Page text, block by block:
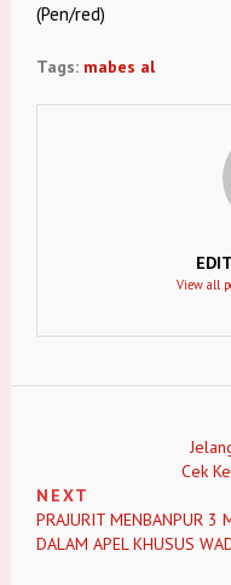
(Pen/red)
Tags: mabes al
View all
Cek
NEXT
PRAJURIT MENBANPUR 3
DALAM APEL KHUSUS